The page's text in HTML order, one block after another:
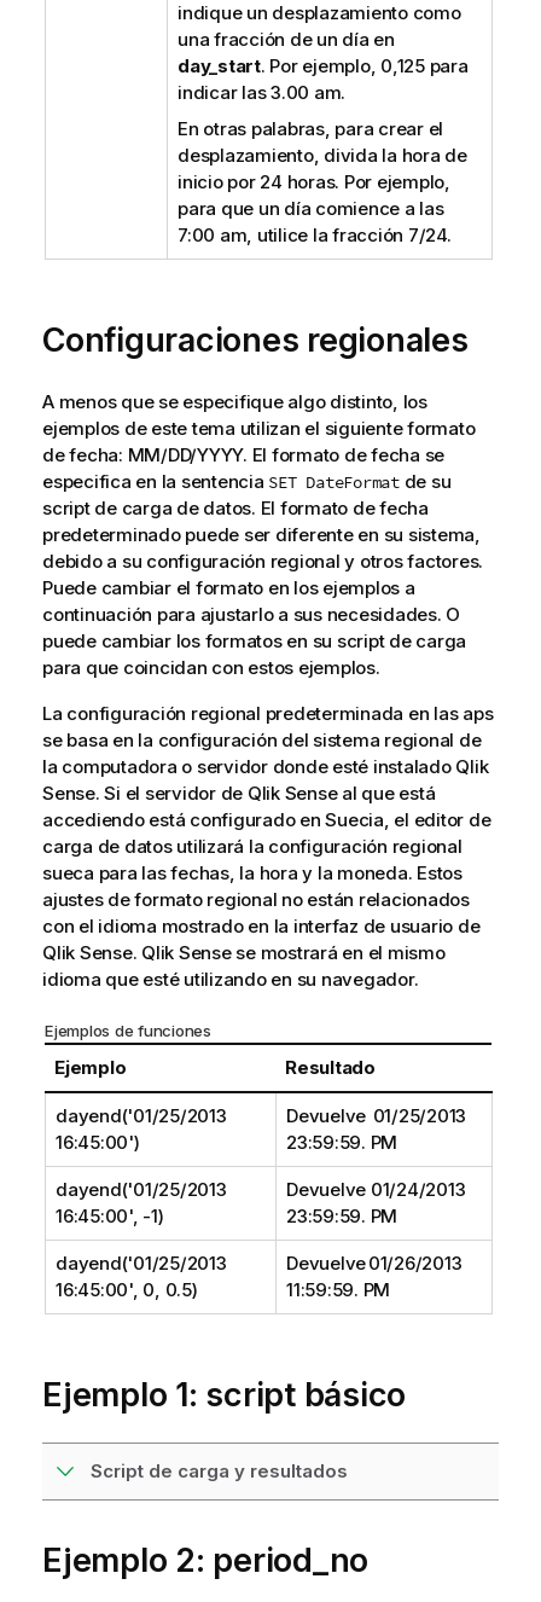
indique un desplazamiento como
una fracción de un día en
day_start. Por ejemplo, 0,125 para
indicar las 3.00 am.
En otras palabras, para crear el
desplazamiento, divida la hora de
inicio por 24 horas. Por ejemplo,
para que un día comience a las
7:00 am, utilice la fracción 7/24.
Configuraciones regionales
A menos que se especifique algo distinto, los
ejemplos de este tema utilizan el siguiente formato
de fecha: MM/DD/YYYY. El formato de fecha se
especifica en la sentencia SET DateFormatde su
script de carga de datos. El formato de fecha
predeterminado puede ser diferente en su sistema,
debido a su configuración regional y otros factores.
Puede cambiar el formato en los ejemplos a
continuación para ajustarlo a sus necesidades. O
puede cambiar los formatos en su script de carga
para que coincidan con estos ejemplos.
La configuración regional predeterminada en las aps
se basa en la configuración del sistema regional de
la computadora o servidor donde esté instalado Qlik
Sense. Si el servidor de Qlik Senseal que está
accediendo está configurado en Suecia, el editor de
carga de datos utilizará la configuración regional
sueca para las fechas, la hora y la moneda. Estos
ajustes de formato regional no están relacionados
con el idioma mostrado en la interfaz de usuario de
Qlik Sense. Qlik Sensese mostrará en el mismo
idioma que esté utilizando en su navegador.
Ejemplos de funciones
Ejemplo Resultado
dayend('01/25/2013
16:45:00')
Devuelve 01/25/2013
23:59:59. PM
dayend('01/25/2013
16:45:00', -1)
Devuelve 01/24/2013
23:59:59. PM
dayend('01/25/2013
16:45:00', 0, 0.5)
Devuelve 01/26/2013
11:59:59. PM
Ejemplo 1: script básico
Script de carga y resultados
Ejemplo 2: period_no